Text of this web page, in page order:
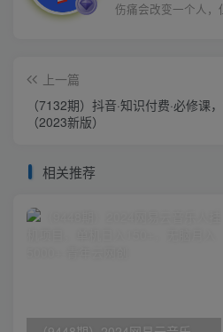
伤痛会改变一个人
上一篇
（7132期）抖音·知识付费·必修
（2023新版）
相关推荐